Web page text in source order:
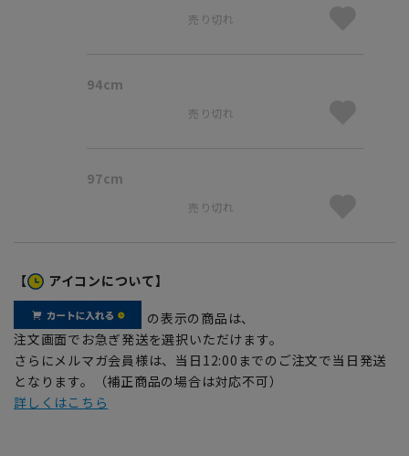
売り切れ
94cm
売り切れ
97cm
売り切れ
【 アイコンについて】
の表示の商品は、
注文画面でお急ぎ発送を選択いただけます。
さらにメルマガ会員様は、当日12:00までのご注文で当日発送
となります。（補正商品の場合は対応不可）
詳しくはこちら